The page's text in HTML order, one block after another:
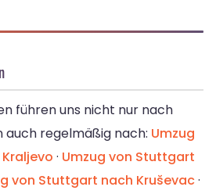
führen uns nicht nur nach
auch regelmäßig nach: Umzug
· Umzug von Stuttgart
von Stuttgart nach Kruševac·